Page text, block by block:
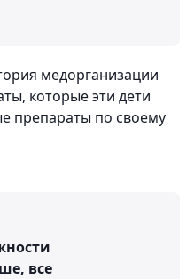
медорганизации
которые эти дети
препараты по своему
все